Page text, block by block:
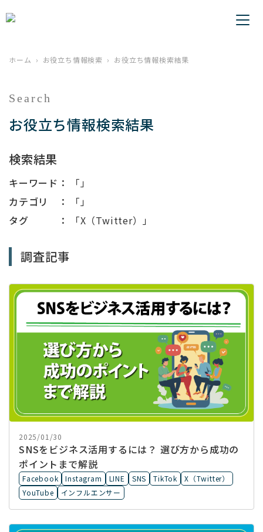
ホーム お役立ち情報検索 お役立ち情報検索結果
Search
お役立ち情報検索結果
検索結果
キーワード：
「」
カテゴリ ：
「」
タグ ：
「X（Twitter）」
調査記事
2025/01/30
SNSをビジネス活用するには？ 選び方から成功の
ポイントまで解説
Facebook Instagram LINE SNS TikTok
X（Twitter）
YouTube
インフルエンサー